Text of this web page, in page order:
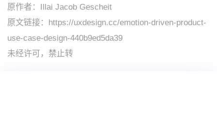
原作者：Illai Jacob Gescheit
原文链接：https://uxdesign.cc/emotion-driven-product-
use-case-design-440b9ed5da39
未经许可，禁止转